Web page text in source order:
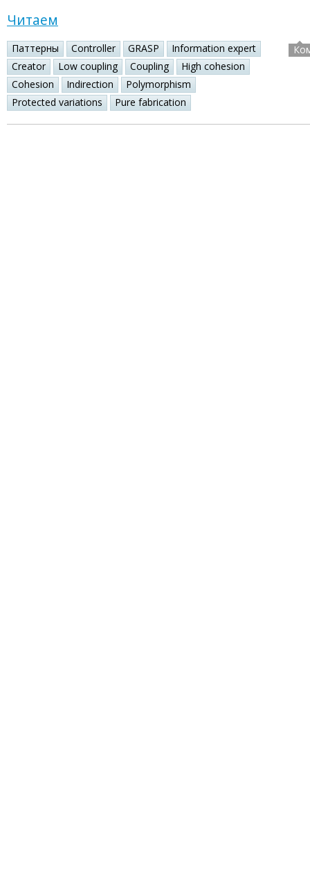
Читаем
Паттерны Controller GRASP
Information expert
Creator
Low coupling Coupling
High cohesion
Cohesion
Indirection
Polymorphism
Protected variations
Pure fabrication